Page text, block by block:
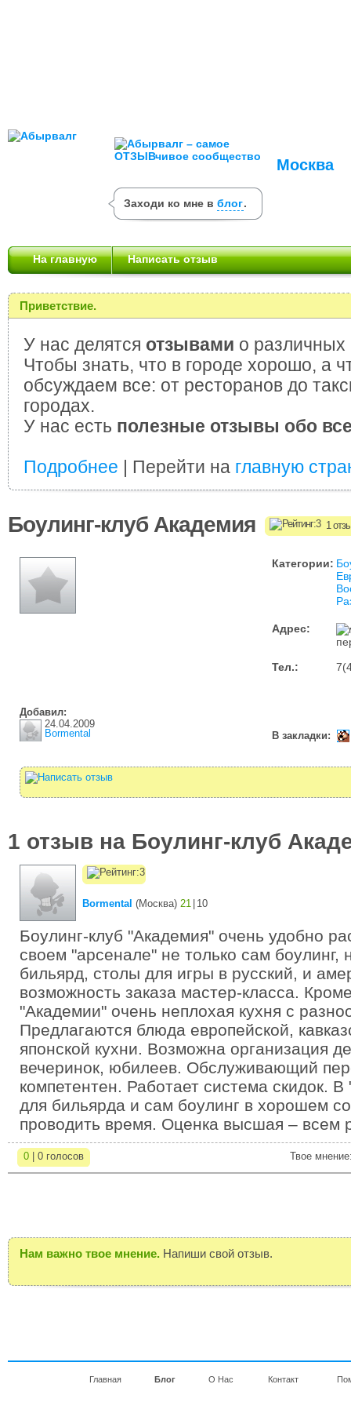
Москва
Заходи ко мне в блог.
На главную Написать отзыв
Приветствие.
У нас делятся отзывами о различных
Чтобы знать, что в городе хорошо, а
обсуждаем все: от ресторанов до
городах.
У нас есть полезные отзывы обо
Подробнее | Перейти на главную
Боулинг-клуб Академия 1
Категории:
Адрес:
Тел.:
Добавил:
24.04.2009
Bormental
В закладки:
1 отзыв на Боулинг-клуб
Bormental (Москва) 21 10
Боулинг-клуб "Академия" очень удобно
своем "арсенале" не только сам боулинг,
бильярд, столы для игры в русский, и
возможность заказа мастер-класса.
"Академии" очень неплохая кухня с
Предлагаются блюда европейской,
японской кухни. Возможна организация
вечеринок, юбилеев. Обслуживающий
компетентен. Работает система скидок.
для бильярда и сам боулинг в хорошем
проводить время. Оценка высшая – всем
0 | 0 голосов Твое
Нам важно твое мнение. Напиши свой отзыв.
Главная Блог О Нас Контакт